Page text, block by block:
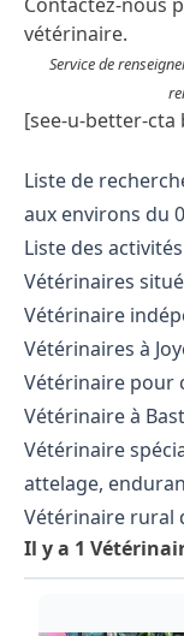
vétérinaire.
Service de
[see-u-better-cta
Liste de
aux environs du
Liste des
Vétérinaires
Vétérinaire
Vétérinaires à
Vétérinaire pour
Vétérinaire à
Vétérinaire
attelage,
Vétérinaire rural
Il y a 1